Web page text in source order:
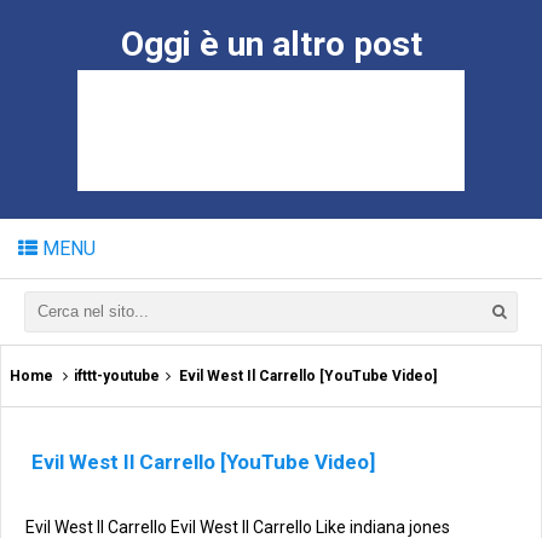
Oggi è un altro post
MENU
Home ifttt-youtube Evil West Il Carrello [YouTube Video]
Evil West Il Carrello [YouTube Video]
Evil West Il Carrello Evil West Il Carrello Like indiana jones